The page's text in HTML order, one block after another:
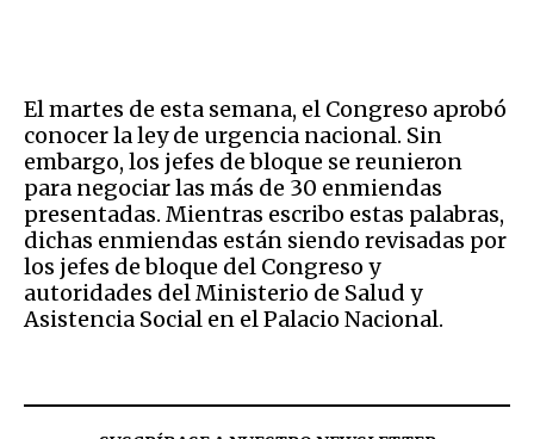
El martes de esta semana, el Congreso aprobó
conocer la ley de urgencia nacional. Sin
embargo, los jefes de bloque se reunieron
para negociar las más de 30 enmiendas
presentadas. Mientras escribo estas palabras,
dichas enmiendas están siendo revisadas por
los jefes de bloque del Congreso y
autoridades del Ministerio de Salud y
Asistencia Social en el Palacio Nacional.